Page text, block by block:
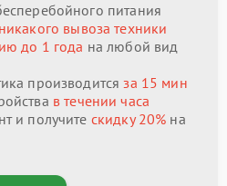
питания
никакого вывоза техники
до 1 года на любой вид
производитсяза 15 мин
в течении часа
и получите скидку 20% на